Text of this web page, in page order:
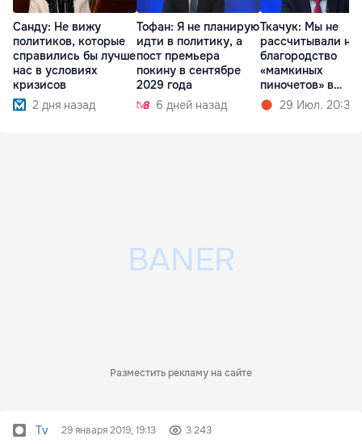
Санду: Не вижу
политиков, которые
справились бы лучше
нас в условиях
кризисов
2 дня назад
Тофан: Я не планирую
идти в политику, а
пост премьера
покину в сентябре
2029 года
6 дней назад
Ткачук: Мы не
рассчитывали на
благородство
«мамкиных
пиночетов» в
правительстве
29 Июл. 20:36
Разместить рекламу на сайте
Tv 29 января 2019, 19:13 3 243